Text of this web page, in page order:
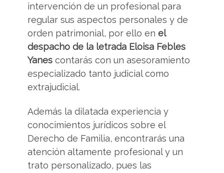
intervención de un profesional para
regular sus aspectos personales y de
orden patrimonial, por ello en el
despacho de la letrada Eloisa Febles
Yanes contarás con un asesoramiento
especializado tanto judicial como
extrajudicial.
Además la dilatada experiencia y
conocimientos jurídicos sobre el
Derecho de Familia, encontrarás una
atención altamente profesional y un
trato personalizado, pues las